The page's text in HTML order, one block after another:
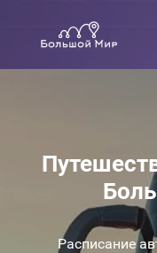
Расписание